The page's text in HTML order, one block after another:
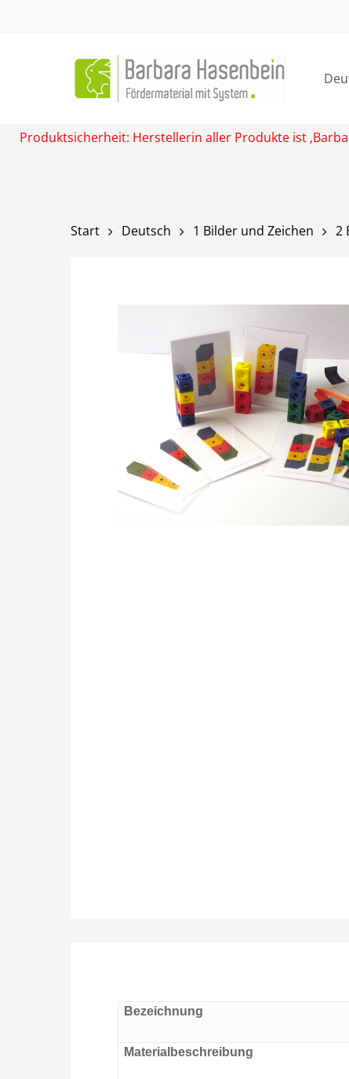
Drücken Sie die Eingabetaste, um zu suchen,
Produktsicherheit: Herstellerin aller Produkte ist
Start Deutsch 1 Bilder und Zeichen 2
Bezeichnung
Materialbeschreibung